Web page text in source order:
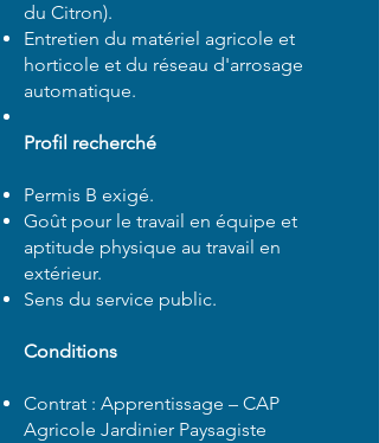
du Citron).
Entretien du matériel agricole et
horticole et du réseau d'arrosage
automatique.
Profil recherché
Permis B exigé.
Goût pour le travail en équipe et
aptitude physique au travail en
extérieur.
Sens du service public.
Conditions
Contrat : Apprentissage – CAP
Agricole Jardinier Paysagiste